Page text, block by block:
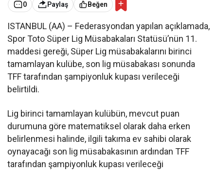
0 Paylaş Beğen
ISTANBUL (AA) – Federasyondan yapılan açıklamada,
Spor Toto Süper Lig Müsabakaları Statüsü’nün 11.
maddesi gereği, Süper Lig müsabakalarını birinci
tamamlayan kulübe, son lig müsabakası sonunda
TFF tarafından şampiyonluk kupası verileceği
belirtildi.
Lig birinci tamamlayan kulübün, mevcut puan
durumuna göre matematiksel olarak daha erken
belirlenmesi halinde, ilgili takıma ev sahibi olarak
oynayacağı son lig müsabakasının ardından TFF
tarafından şampiyonluk kupası verileceği